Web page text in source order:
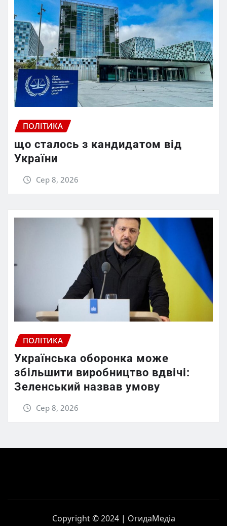
ПОЛІТИКА
що сталось з кандидатом від
України
Сер 8, 2026
ПОЛІТИКА
Українська оборонка може
збільшити виробництво вдвічі:
Зеленський назвав умову
Сер 8, 2026
Copyright © 2024 | ОгидаМедіа